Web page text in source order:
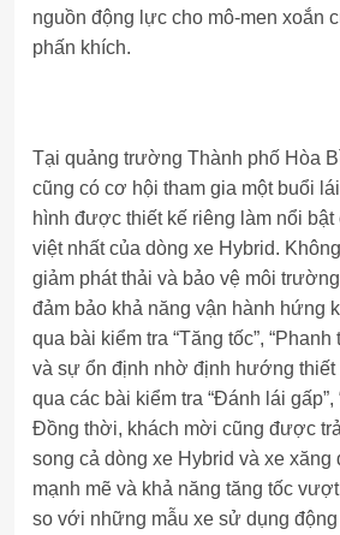
nguồn động lực cho mô-men xoắn
phấn khích.
Tại quảng trường Thành phố Hòa
cũng có cơ hội tham gia một buổi
hình được thiết kế riêng làm nổi
việt nhất của dòng xe Hybrid.
giảm phát thải và bảo vệ môi
đảm bảo khả năng vận hành hứng
qua bài kiểm tra “Tăng tốc”,
và sự ổn định nhờ định hướng thiết
qua các bài kiểm tra “Đánh lái gấp”,
Đồng thời, khách mời cũng được
song cả dòng xe Hybrid và xe xăng
mạnh mẽ và khả năng tăng tốc
so với những mẫu xe sử dụng